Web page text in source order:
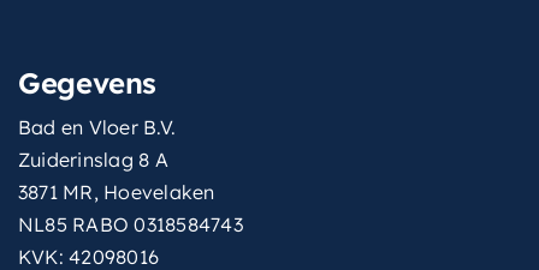
Gegevens
Bad en Vloer B.V.
Zuiderinslag 8 A
3871 MR, Hoevelaken
NL85 RABO 0318584743
KVK: 42098016